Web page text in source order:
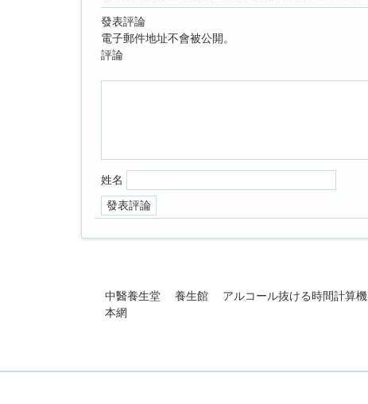
發表評論
電子郵件地址不會被公開。
評論
姓名
中醫養生堂 養生館 アルコール抜ける時間計算機
本網